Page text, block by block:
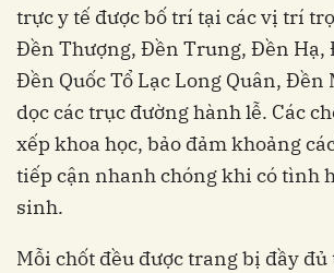
trực y tế được bố trí tại các vị trí
Đền Thượng, Đền Trung, Đền Hạ,
Đền Quốc Tổ Lạc Long Quân, Đền
dọc các trục đường hành lễ. Các
xếp khoa học, bảo đảm khoảng
tiếp cận nhanh chóng khi có tình
sinh.
Mỗi chốt đều được trang bị đầy đủ